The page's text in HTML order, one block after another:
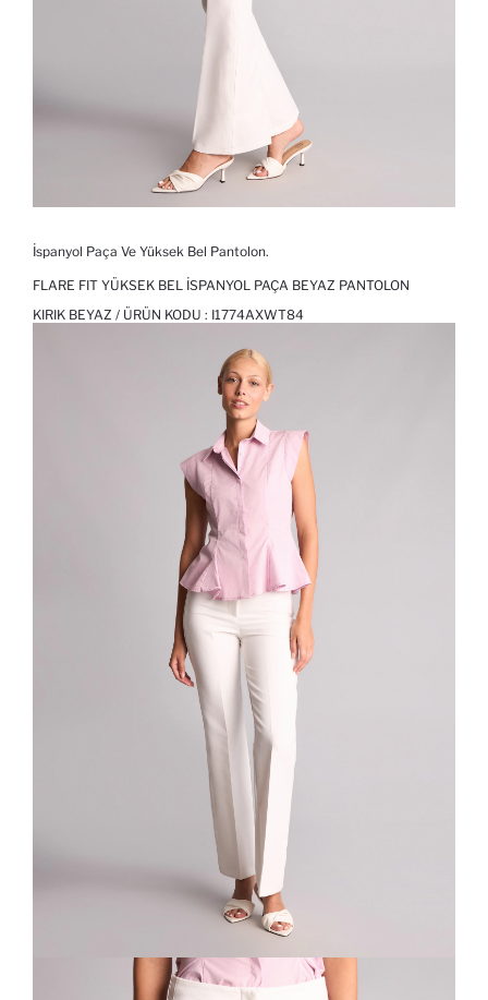
İspanyol Paça Ve Yüksek Bel Pantolon.
FLARE FIT YÜKSEK BEL İSPANYOL PAÇA BEYAZ PANTOLON
KIRIK BEYAZ / ÜRÜN KODU : I1774AXWT84